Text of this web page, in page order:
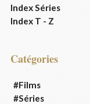
Index Séries
Index T - Z
Catégories
#Films
#Séries